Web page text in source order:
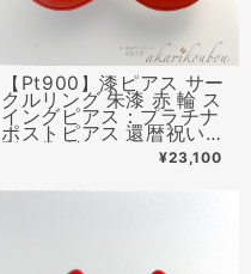
【Pt900】漆ピアス サー
クルリング 朱漆 赤 輪 ス
イングピアス：プラチナ
ポストピアス 還暦祝い
贈り物 漆アクセサリー
¥23,100